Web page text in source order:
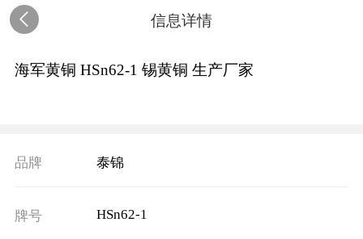
信息详情
海军黄铜 HSn62-1 锡黄铜 生产厂家
品牌 泰锦
牌号 HSn62-1